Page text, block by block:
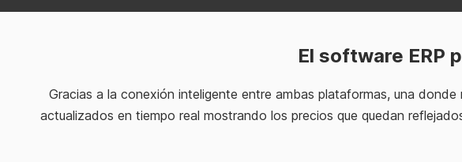
í
.
El software ERP
Gracias a la conexión inteligente entre ambas plataformas, una
actualizados en tiempo real mostrando los precios que quedan